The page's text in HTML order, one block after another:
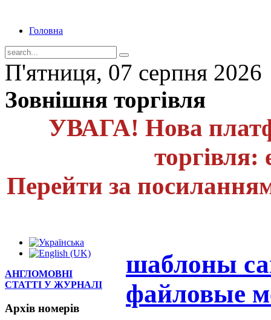
Головна
П'ятниця, 07 серпня 2026
Зовнішня торгівля
УВАГА! Нова
Перейти за
шаблоны
файловые
АНГЛОМОВНІ
СТАТТІ У ЖУРНАЛІ
Архів номерів